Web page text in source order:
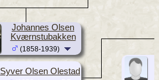
Johannes Olsen
Kværnstubakken
(1858-1939)
Syver Olsen Olestad